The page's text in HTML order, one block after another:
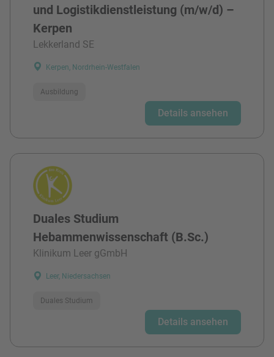
und Logistikdienstleistung (m/w/d) –
Kerpen
Lekkerland SE
Kerpen, Nordrhein-Westfalen
Ausbildung
Details ansehen
Duales Studium
Hebammenwissenschaft (B.Sc.)
Klinikum Leer gGmbH
Leer, Niedersachsen
Duales Studium
Details ansehen